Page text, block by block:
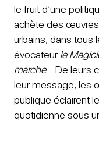
le fruit d’une
achète des œuvres
urbains, dans tous
évocateur le
marche… De leurs
leur message, les
publique éclairent
quotidienne sous